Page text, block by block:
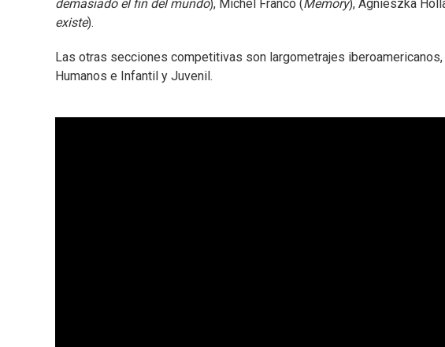
demasiado el fin del mundo), Michel Franco (Memory), Agnieszka
existe).
Las otras secciones competitivas son largometrajes
Humanos e Infantil y Juvenil.